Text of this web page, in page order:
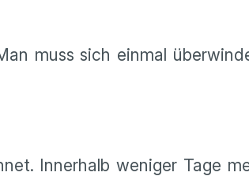
muss sich einmal
Innerhalb weniger Tage